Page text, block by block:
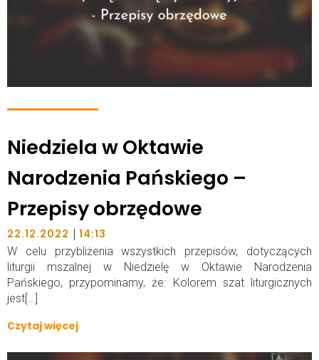
Niedziela w Oktawie
Narodzenia Pańskiego –
Przepisy obrzędowe
22.12.2022 | 14:13
W celu przybliżenia wszystkich przepisów, dotyczących
liturgii mszalnej w Niedzielę w Oktawie Narodzenia
Pańskiego, przypominamy, że: Kolorem szat liturgicznych
jest[…]
Czytaj więcej